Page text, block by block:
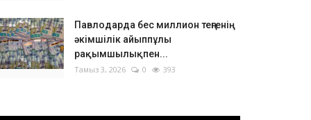
Павлодарда бес миллион теңгенің
әкімшілік айыппұлы
рақымшылықпен...
Тамыз 3, 2026 0 393